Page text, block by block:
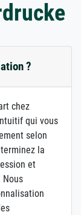
?
chez
qui vous
selon
la
et
Nous